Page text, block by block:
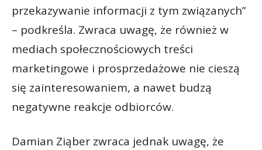
przekazywanie informacji z tym związanych”
– podkreśla. Zwraca uwagę, że również w
mediach społecznościowych treści
marketingowe i prosprzedażowe nie cieszą
się zainteresowaniem, a nawet budzą
negatywne reakcje odbiorców.
Damian Ziąber zwraca jednak uwagę, że